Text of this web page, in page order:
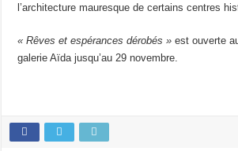
l’architecture mauresque de certains centres
« Rêves et espérances dérobés » est ouverte
galerie Aïda jusqu’au 29 novembre.